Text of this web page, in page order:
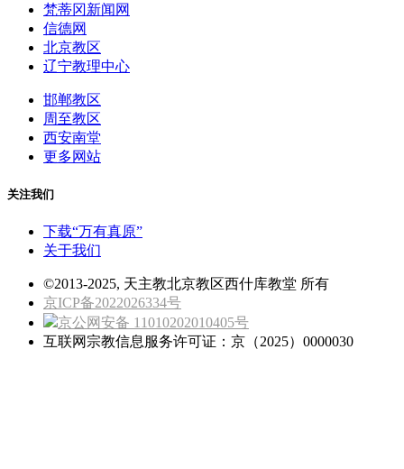
梵蒂冈新闻网
信德网
北京教区
辽宁教理中心
邯郸教区
周至教区
西安南堂
更多网站
关注我们
下载“万有真原”
关于我们
©2013-2025, 天主教北京教区西什库教堂 所有
京ICP备2022026334号
京公网安备 11010202010405号
互联网宗教信息服务许可证：京（2025）0000030